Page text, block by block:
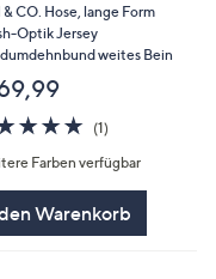
& CO. Hose, lange Form
Optik Jersey
weites Bein
5.0
von
5
(1)1
Farben verfügbar
Warenkorb